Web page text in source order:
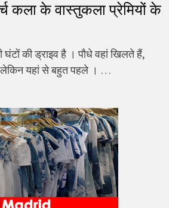
कला के वास्तुकला प्रेमियों के
की ड्राइव है । पौधे वहां खिलते हैं,
यहां से बहुत पहले । …